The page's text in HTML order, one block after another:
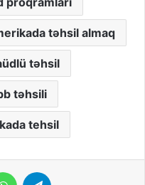
təhsil almaq
təhsil
təhsili
tehsil
WhatsApp